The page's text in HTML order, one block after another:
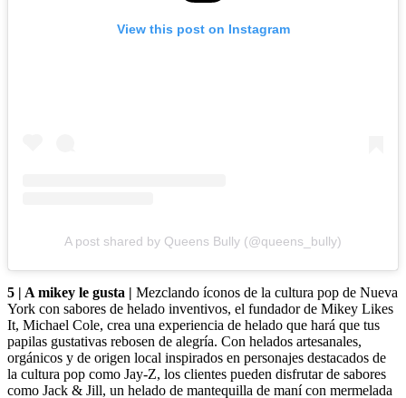
View this post on Instagram
A post shared by Queens Bully (@queens_bully)
5 | A mikey le gusta | Mezclando íconos de la cultura pop de Nueva
York con sabores de helado inventivos, el fundador de Mikey Likes
It, Michael Cole, crea una experiencia de helado que hará que tus
papilas gustativas rebosen de alegría. Con helados artesanales,
orgánicos y de origen local inspirados en personajes destacados de
la cultura pop como Jay-Z, los clientes pueden disfrutar de sabores
como Jack & Jill, un helado de mantequilla de maní con mermelada